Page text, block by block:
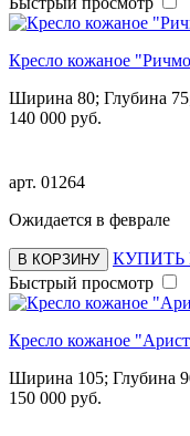
Кресло кожаное
Ширина 80; Глубина
140 000 руб.
арт. 01264
Ожидается в феврале
В КОРЗИНУ
КУПИТЬ
Быстрый просмотр
Кресло кожаное
Ширина 105; Глубина
150 000 руб.